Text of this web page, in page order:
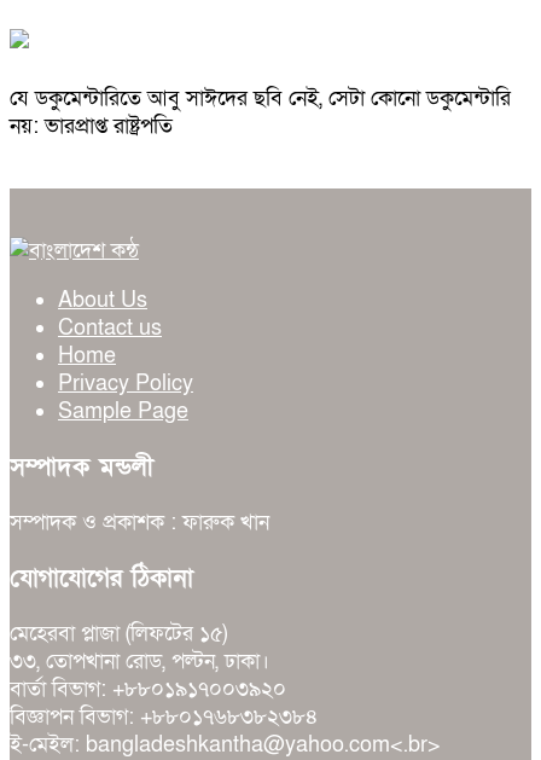
যে ডকুমেন্টারিতে আবু সাঈদের ছবি নেই, সেটা কোনো ডকুমেন্টারি
নয়: ভারপ্রাপ্ত রাষ্ট্রপতি
About Us
Contact us
Home
Privacy Policy
Sample Page
সম্পাদক মন্ডলী
সম্পাদক ও প্রকাশক : ফারুক খান
যোগাযোগের ঠিকানা
মেহেরবা প্লাজা (লিফটের ১৫)
৩৩, তোপখানা রোড, পল্টন, ঢাকা।
বার্তা বিভাগ: +৮৮০১৯১৭০০৩৯২০
বিজ্ঞাপন বিভাগ: +৮৮০১৭৬৮৩৮২৩৮৪
ই-মেইল: bangladeshkantha@yahoo.com<.br>